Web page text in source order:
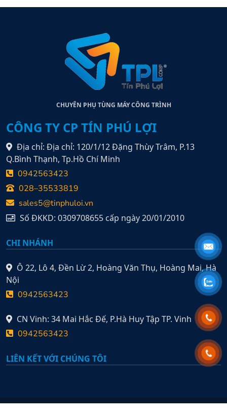
CHUYÊN PHỤ TÙNG MÁY CÔNG TRÌNH
CÔNG TY CP TÍN PHÚ LỢI
Địa chỉ: Địa chỉ: 120/1/12 Đặng Thùy Trâm, P.13
Q.Bình Thạnh, Tp.Hồ Chí Minh
0942563423
028–35533819
sales5@tinphuloi.vn
Số ĐKKD: 0309708655 cấp ngày 20/01/2010
CHI NHÁNH
Ô 22, Lô 4, Đền Lừ 2, Hoàng Văn Thụ, Hoàng Mai, Hà
Nội
0942563423
CN Vinh: 34 Mai Hắc Đế, P.Hà Huy Tập TP. Vinh
0942563423
LIÊN KẾT VỚI CHÚNG TÔI